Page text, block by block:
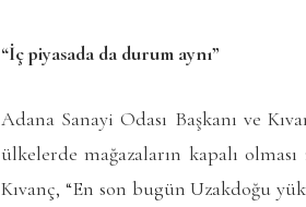
“İç piyasada da durum aynı”
Adana Sanayi Odası Başkanı ve
ülkelerde mağazaların kapalı
Kıvanç, “En son bugün Uzakdoğu